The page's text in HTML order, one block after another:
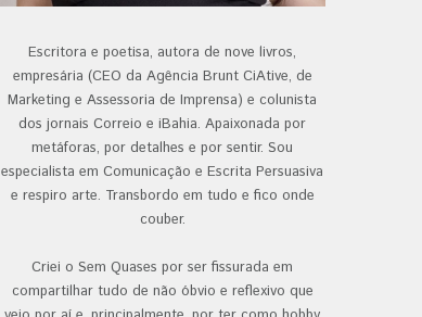
Escritora e poetisa, autora de nove livros,
empresária (CEO da Agência Brunt CiAtive, de
Marketing e Assessoria de Imprensa) e colunista
dos jornais Correio e iBahia. Apaixonada por
metáforas, por detalhes e por sentir. Sou
especialista em Comunicação e Escrita Persuasiva
e respiro arte. Transbordo em tudo e fico onde
couber.
Criei o Sem Quases por ser fissurada em
compartilhar tudo de não óbvio e reflexivo que